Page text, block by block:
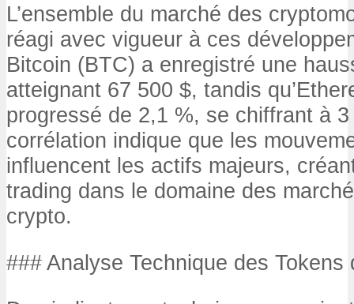
L’ensemble du marché des
réagi avec vigueur à ces
Bitcoin (BTC) a enregistré une
atteignant 67 500 $, tandis
progressé de 2,1 %, se chiffrant à
corrélation indique que les
influencent les actifs majeurs,
trading dans le domaine des
crypto.
### Analyse Technique des Tokens